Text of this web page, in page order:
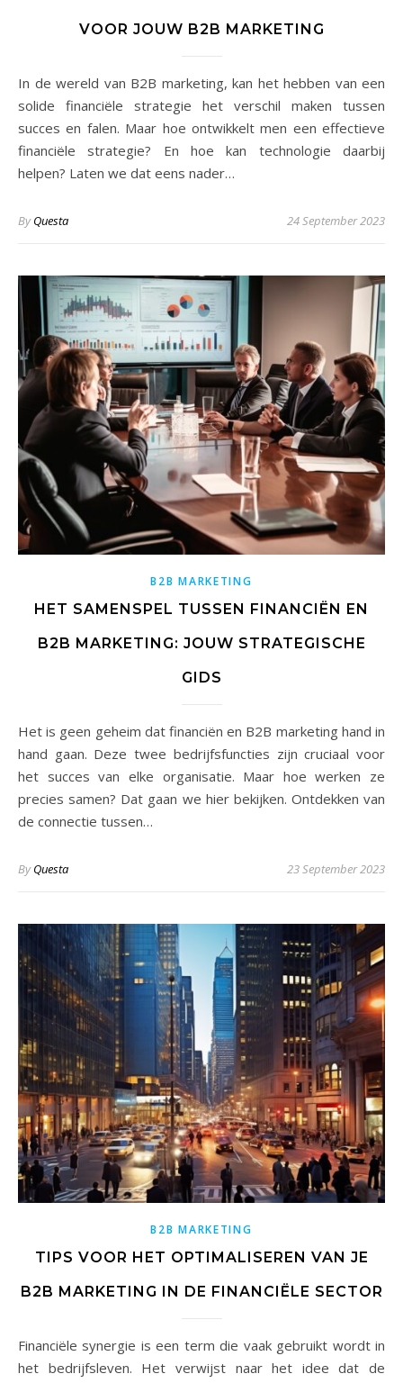
VOOR JOUW B2B MARKETING
In de wereld van B2B marketing, kan het hebben van een
solide financiële strategie het verschil maken tussen
succes en falen. Maar hoe ontwikkelt men een effectieve
financiële strategie? En hoe kan technologie daarbij
helpen? Laten we dat eens nader…
ByQuesta 24 September 2023
B2B MARKETING
HET SAMENSPEL TUSSEN FINANCIËN EN
B2B MARKETING: JOUW STRATEGISCHE
GIDS
Het is geen geheim dat financiën en B2B marketing hand in
hand gaan. Deze twee bedrijfsfuncties zijn cruciaal voor
het succes van elke organisatie. Maar hoe werken ze
precies samen? Dat gaan we hier bekijken. Ontdekken van
de connectie tussen…
ByQuesta 23 September 2023
B2B MARKETING
TIPS VOOR HET OPTIMALISEREN VAN JE
B2B MARKETING IN DE FINANCIËLE SECTOR
Financiële synergie is een term die vaak gebruikt wordt in
het bedrijfsleven. Het verwijst naar het idee dat de